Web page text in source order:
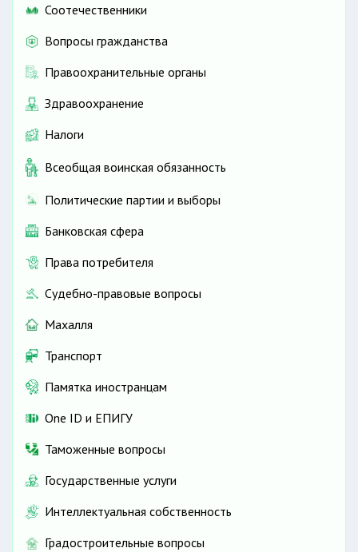
Соотечественники
Вопросы гражданства
Правоохранительные органы
Здравоохранение
Налоги
Всеобщая воинская обязанность
Политические партии и выборы
Банковская сфера
Права потребителя
Судебно-правовые вопросы
Махалля
Транспорт
Памятка иностранцам
One ID и ЕПИГУ
Таможенные вопросы
Государственные услуги
Интеллектуальная собственность
Градостроительные вопросы